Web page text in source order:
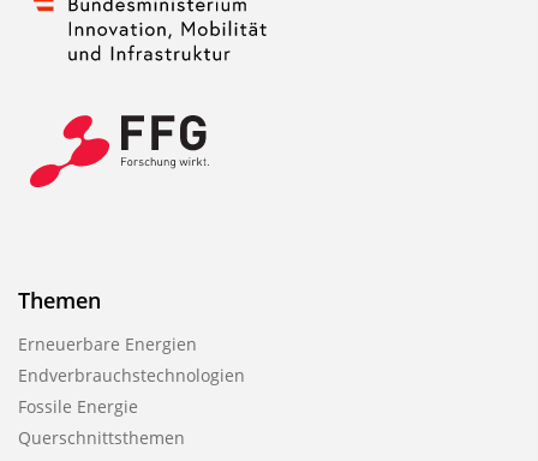
Themen
Erneuerbare Energien
Endverbrauchstechnologien
Fossile Energie
Querschnittsthemen